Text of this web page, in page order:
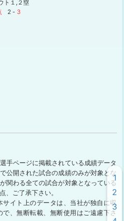
ト１,２塁
2 - 3
手ページに掲載されている成績データ
公開された試合の成績のみが対象とな
関わる全ての試合が対象となっている
、ご了承下さい。
イト上のデータは、当社が独自に収
、無断転載、無断使用はご遠慮下さ
1
2
3